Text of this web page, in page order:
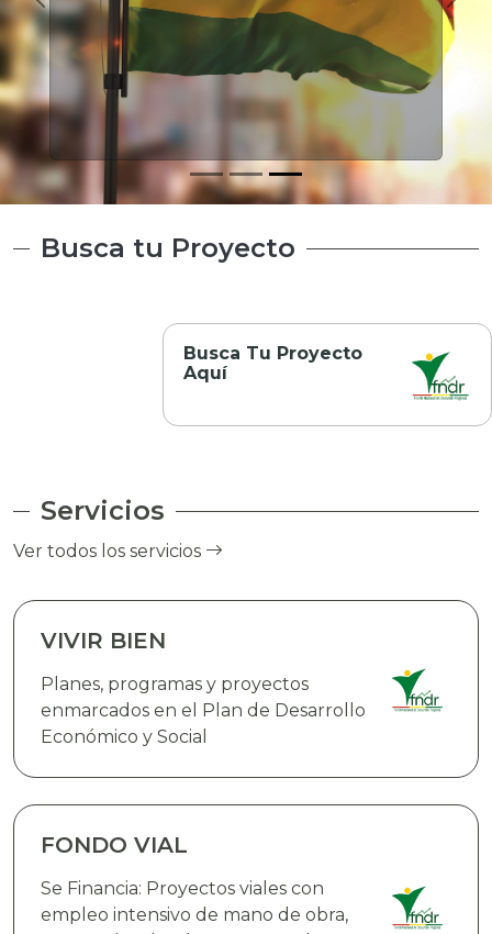
Busca tu Proyecto
Busca Tu Proyecto
Aquí
Servicios
Ver todos los servicios
VIVIR BIEN
Planes, programas y proyectos
enmarcados en el Plan de Desarrollo
Económico y Social
FONDO VIAL
Se Financia: Proyectos viales con
empleo intensivo de mano de obra,